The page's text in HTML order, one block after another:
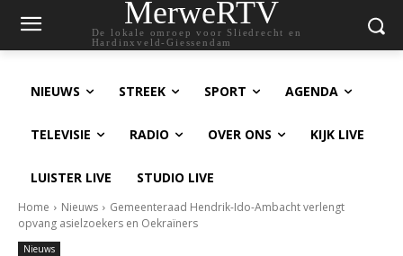
MerweRTV
De lokale omroep voor Sliedrecht en
Hardinxveld-Giessendam
NIEUWS STREEK SPORT AGENDA
TELEVISIE RADIO OVER ONS KIJK LIVE
LUISTER LIVE STUDIO LIVE
Home Nieuws
Gemeenteraad Hendrik-Ido-Ambacht verlengt
opvang asielzoekers en Oekraïners
Nieuws